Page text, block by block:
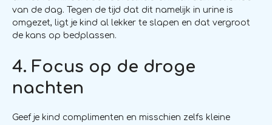
van de dag. Tegen de tijd dat dit namelijk in urine is
omgezet, ligt je kind al lekker te slapen en dat vergroot
de kans op bedplassen.
4. Focus op de droge
nachten
Geef je kind complimenten en misschien zelfs kleine